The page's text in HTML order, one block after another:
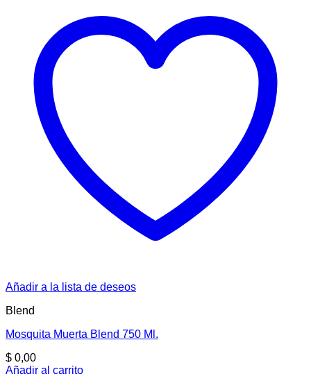
Añadir a la lista de deseos
Blend
Mosquita Muerta Blend 750 Ml.
$ 0,00
Añadir al carrito